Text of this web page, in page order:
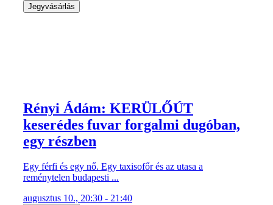
Jegyvásárlás
Rényi Ádám: KERÜLŐÚT
keserédes fuvar forgalmi dugóban,
egy részben
Egy férfi és egy nő. Egy taxisofőr és az utasa a
reménytelen budapesti ...
augusztus 10., 20:30 - 21:40